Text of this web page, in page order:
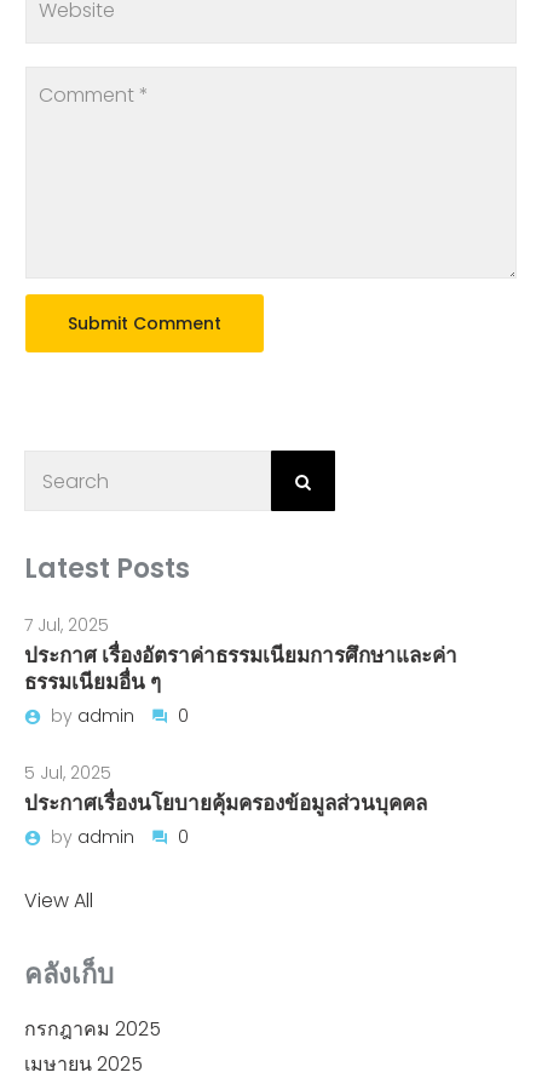
Latest Posts
7 Jul, 2025
ประกาศ เรื่องอัตราค่าธรรมเนียมการศึกษาและค่า
ธรรมเนียมอื่น ๆ
by admin 0
5 Jul, 2025
ประกาศเรื่องนโยบายคุ้มครองข้อมูลส่วนบุคคล
by admin 0
View All
คลังเก็บ
กรกฎาคม 2025
เมษายน 2025